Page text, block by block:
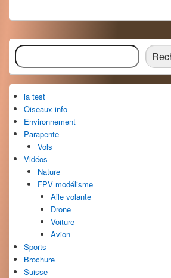
Zone
principale
de
widget
pour
la
barre
latérale
Rechercher
ia test
Oiseaux info
Environnement
Parapente
Vols
Vidéos
Nature
FPV modélisme
Aile volante
Drone
Voiture
Avion
Sports
Brochure
Suisse